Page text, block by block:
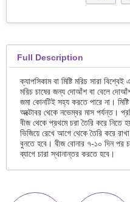
Full Description
ক্যাপসিকাম বা মিষ্টি মরিচ সারা
মরিচ চাষের জন্য দোআঁশ বা বেলে দোআঁশ
জমা কোনটিই সহ্য করতে পারে না।
অক্টোবর থেকে নভেম্বর মাস পর্যন্ত।
বীজ থেকে প্রথমে চরা তৈরি করে নিতে
ভিজিয়ে রেখে আগে থেকে তৈরি করে
বুনতে হবে। বীজ বোনার ৭-১০ দিন পর
ব্যাগে চারা স্থানান্তর করতে হবে।